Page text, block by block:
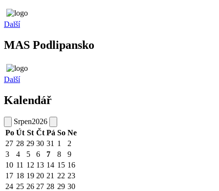
Další
MAS Podlipansko
Další
Kalendář
Srpen2026
Po Út St Čt Pá So Ne
27 28 29 30 31 1
2
3
4 5 6 7 8
9
10 11 12 13 14 15 16
17 18 19 20 21 22 23
24 25 26 27 28 29 30